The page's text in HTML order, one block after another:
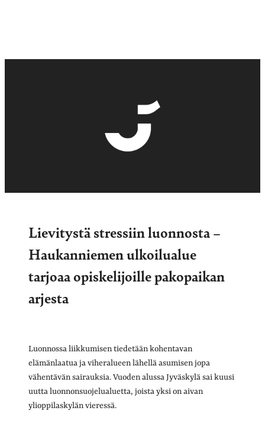
Lievitystä stressiin luonnosta –
Haukanniemen ulkoilualue
tarjoaa opiskelijoille pakopaikan
arjesta
Luonnossa liikkumisen tiedetään kohentavan
elämänlaatua ja viheralueen lähellä asumisen jopa
vähentävän sairauksia. Vuoden alussa Jyväskylä sai kuusi
uutta luonnonsuojelualuetta, joista yksi on aivan
ylioppilaskylän vieressä.